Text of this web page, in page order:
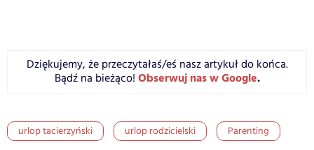
Dziękujemy, że przeczytałaś/eś nasz artykuł do końca.
Bądź na bieżąco! Obserwuj nas w Google.
urlop tacierzyński urlop rodzicielski Parenting